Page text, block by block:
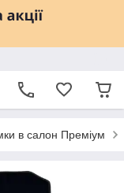
в салон Преміум